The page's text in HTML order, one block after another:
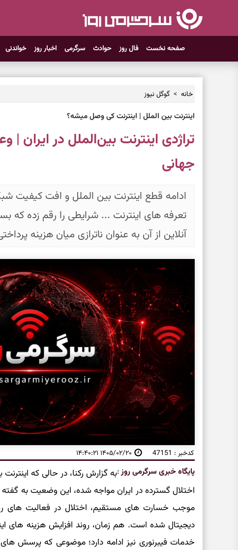
صفحه نخست فال روز حوادث سرگرمی اخبار روز خواندنی
خانه گوگل نیوز
اینترنت بین الملل | اینترنت کی وصل میشه؟
تراژدی اینترنت بین‌الملل در ایران |
جهانی
ادامه قطع اینترنت بین الملل و افت کیفیت
تعرفه های اینترنت ... شرایطی را رقم زده که
آنلاین از آن به عنوان ناترازی میان هزینه
کدخبر : 47151 ۱۴۰۵/۰۲/۲۰ ۱۴:۴۰:۲۱
پایگاه خبری سرگرمی روز:
اختلال گسترده در ایران مواجه شده، این وضعیت به
موجب خسارت های مستقیم، اختلال در فعالیت های
دیجیتال شده است. هم زمان، روند افزایش هزینه های
خدمات فیبرنوری نیز ادامه دارد؛ موضوعی که پرسش